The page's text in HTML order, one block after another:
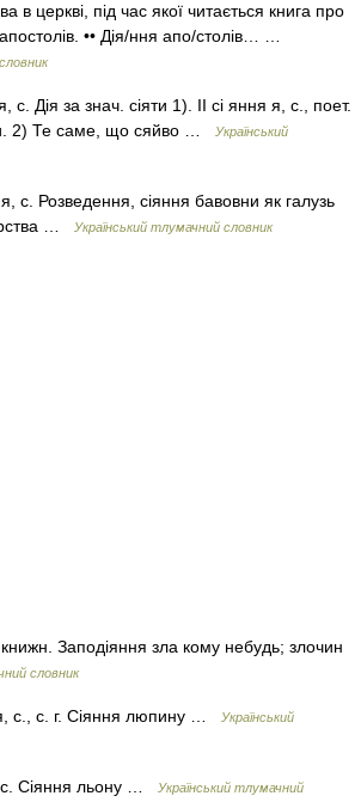
в церкві, під час якої читається книга про
•• Дія/ння апо/столів… …
с. Дія за знач. сіяти 1). II сі яння я, с., поет.
2) Те саме, що сяйво …
Український
с. Розведення, сіяння бавовни як галузь
…
Український тлумачний словник
Заподіяння зла кому небудь; злочин
словник
с., с. г. Сіяння люпину …
Український
Сіяння льону …
Український тлумачний